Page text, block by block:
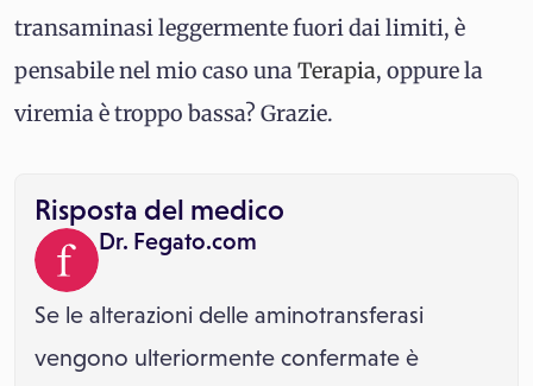
transaminasi leggermente fuori dai limiti, è
pensabile nel mio caso unaTerapia, oppure la
viremia è troppo bassa? Grazie.
Risposta del medico
Dr. Fegato.com
Se le alterazioni delle aminotransferasi
vengono ulteriormente confermate è